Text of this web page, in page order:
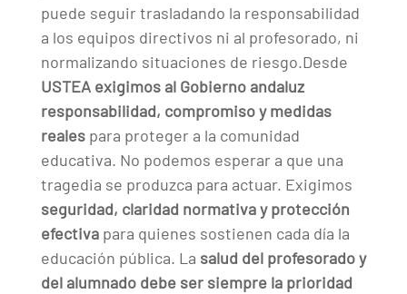
puede seguir trasladando la responsabilidad
a los equipos directivos ni al profesorado, ni
normalizando situaciones de riesgo.Desde
USTEA exigimos al Gobierno andaluz
responsabilidad, compromiso y medidas
realespara proteger a la comunidad
educativa. No podemos esperar a que una
tragedia se produzca para actuar. Exigimos
seguridad, claridad normativa y protección
efectivapara quienes sostienen cada día la
educación pública. La salud del profesorado y
del alumnado debe ser siempre la prioridad